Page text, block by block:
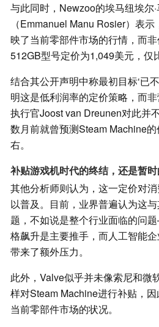
与此同时，Newzoo的埃马纽埃尔·
（Emmanuel Manu Rosier）表
映了当前零部件市场的行情，而
512GB型号定价为1,049美元，仅
结合其公开声明中称最初目标‘已
明这是低利润率的定价策略，而
执行官Joost van Dreunen对此并
数月前就曾预测Steam Machine
右。
补贴游戏机时代的终结，还是暂时
其他分析师则认为，这一定价对
以普及。目前，业界普遍认为这
题，不如说是整个行业面临的问
格飙升是主要推手，而人工智能
带来了额外压力。
此外，Valve似乎并未像索尼和微
样对Steam Machine进行补贴，
当前零部件市场的状况。